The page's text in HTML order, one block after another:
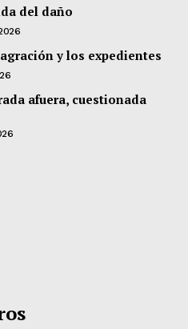
del daño
y los expedientes
afuera, cuestionada